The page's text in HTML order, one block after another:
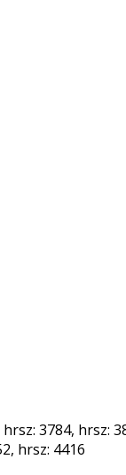
3784, hrsz:
hrsz: 4416